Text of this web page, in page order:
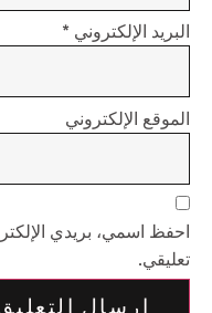
البريد الإلكتروني *
الموقع الإلكتروني
احفظ اسمي، بريدي
تعليقي.